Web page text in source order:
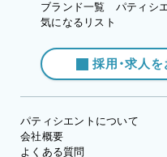
ブランド一覧
気になるリスト
パティシ
採用・求人
パティシエントについて
会社概要
よくある質問